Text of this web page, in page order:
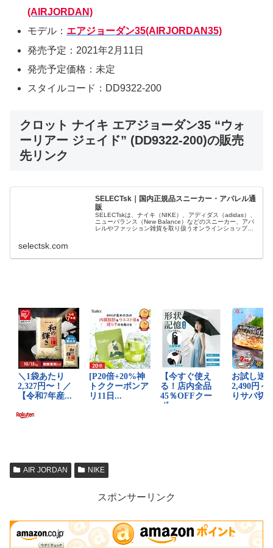
(AIRJORDAN)
モデル： エアジョーダン35(AIRJORDAN35)
発売予定：2021年2月11日
発売予定価格：未定
スタイルコード：DD9322-200
クロット ナイキ エアジョーダン35 “ウォ
ーリアー ジェイド” (DD9322-200)の販売
先リンク
SELECTsk｜国内正規品スニーカー・アパレル通
販
SELECTskは、ナイキ（NIKE）、アディダス（adidas）、
ニューバランス（New Balance）などのスニーカー、アパ
レルやファッション雑貨を取り扱うオンラインショップで
selectsk.com
AIR JORDAN NIKE
スポンサーリンク